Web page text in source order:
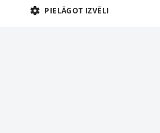
PIELĀGOT IZVĒLI